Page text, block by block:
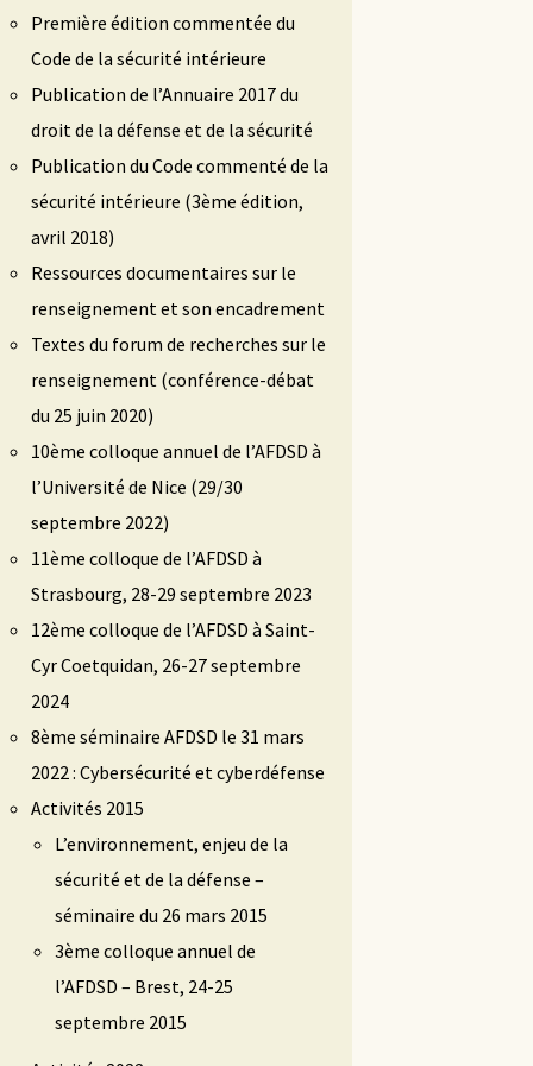
Première édition commentée du
Code de la sécurité intérieure
Publication de l’Annuaire 2017 du
droit de la défense et de la sécurité
Publication du Code commenté de la
sécurité intérieure (3ème édition,
avril 2018)
Ressources documentaires sur le
renseignement et son encadrement
Textes du forum de recherches sur le
renseignement (conférence-débat
du 25 juin 2020)
10ème colloque annuel de l’AFDSD à
l’Université de Nice (29/30
septembre 2022)
11ème colloque de l’AFDSD à
Strasbourg, 28-29 septembre 2023
12ème colloque de l’AFDSD à Saint-
Cyr Coetquidan, 26-27 septembre
2024
8ème séminaire AFDSD le 31 mars
2022 : Cybersécurité et cyberdéfense
Activités 2015
L’environnement, enjeu de la
sécurité et de la défense –
séminaire du 26 mars 2015
3ème colloque annuel de
l’AFDSD – Brest, 24-25
septembre 2015